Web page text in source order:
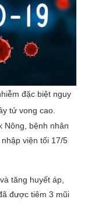
đặc biệt nguy
tử vong cao.
Nông, bệnh nhân
viện tối 17/5
tăng huyết áp,
được tiêm 3 mũi